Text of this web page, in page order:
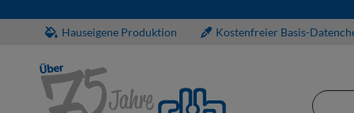
Hauseigene Produktion Kostenfreier Basis-